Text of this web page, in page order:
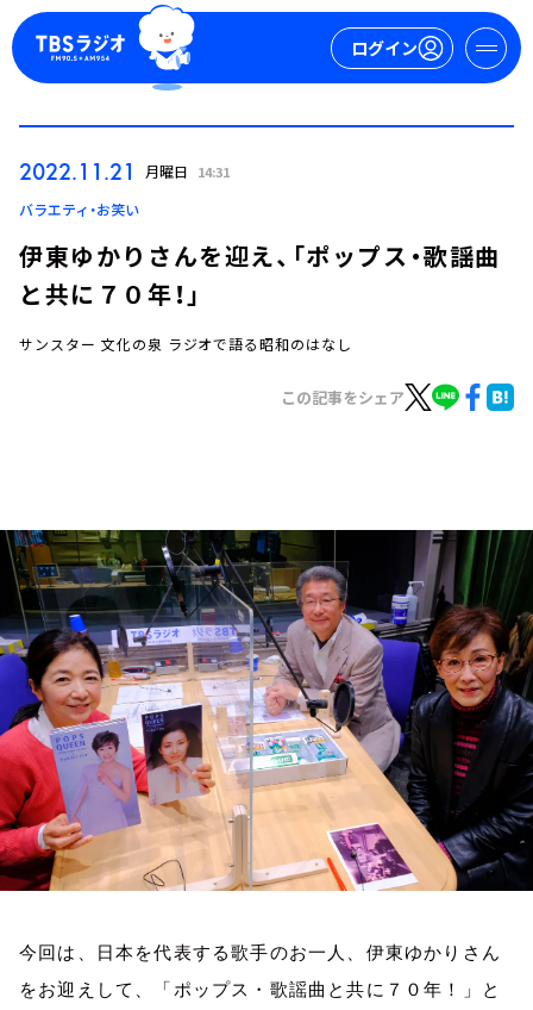
ログイン
ログイン
お知らせ
イベント・グッズ
YouTube
会社情報
2022.11.21 月曜日 14:31
バラエティ・お笑い
伊東ゆかりさんを迎え、「ポップス・歌謡曲
と共に７０年！」
サンスター 文化の泉 ラジオで語る昭和のはなし
この記事をシェア
今回は、日本を代表する歌手のお一人、伊東ゆかりさん
をお迎えして、「ポップス・歌謡曲と共に７０年！」と